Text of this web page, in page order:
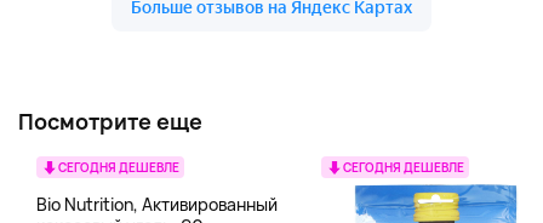
Посмотрите еще
СЕГОДНЯ ДЕШЕВЛЕ
Bio Nutrition, Активированный
СЕГОДНЯ ДЕШЕВЛЕ